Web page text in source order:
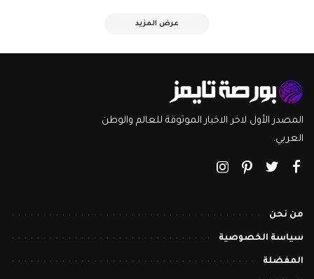
عرض المزيد
المصدر الأول لاخر الاخبار الموثوقة للعالم والوطن
العربي.
من نحن
سياسة الخصوصية
المفضلة